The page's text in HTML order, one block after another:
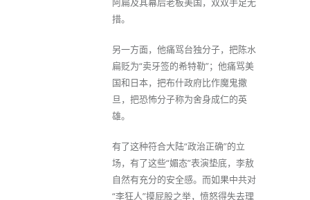
措。
另一方面，他痛骂台独分子，把陈水
扁贬为“卖牙签的希特勒”；他痛骂美
国和日本，把布什政府比作魔鬼撒
旦，把恐怖分子称为舍身成仁的英
雄。
有了这种符合大陆“政治正确”的立
场，有了这些“媚态”表演垫底，李敖
自然有充分的安全感。而如果中共对
“李狂人”摸屁股之举，愤怒得失去理